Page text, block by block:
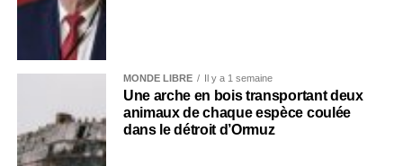
MONDE LIBRE Il y a 1 semaine
Une arche en bois transportant deux
animaux de chaque espèce coulée
dans le détroit d’Ormuz